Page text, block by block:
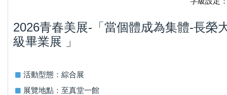
2026青春美展-「當個體成為集體-長榮
級畢業展 」
活動型態：綜合展
展覽地點：至真堂一館